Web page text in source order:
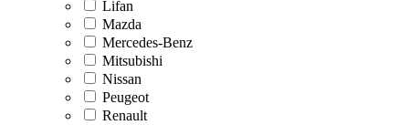
Lifan
Mazda
Mercedes-Benz
Mitsubishi
Nissan
Peugeot
Renault